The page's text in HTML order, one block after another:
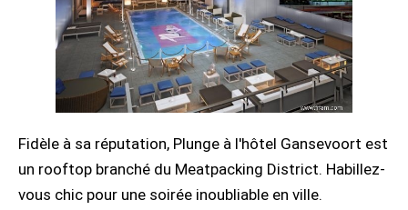
Fidèle à sa réputation, Plunge à l'hôtel Gansevoort est
un rooftop branché du Meatpacking District. Habillez-
vous chic pour une soirée inoubliable en ville.